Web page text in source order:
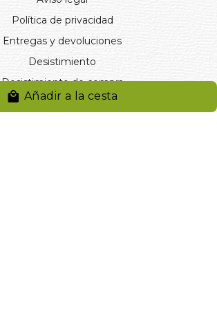
Añadir a la cesta
Política de privacidad
Entregas y devoluciones
Desistimiento
Desistimiento de compra
Reclamaciones